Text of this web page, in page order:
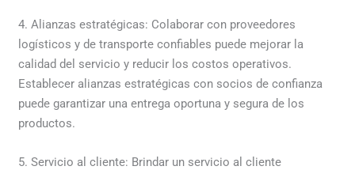
4. Alianzas estratégicas: Colaborar con proveedores
logísticos y de transporte confiables puede mejorar la
calidad del servicio y reducir los costos operativos.
Establecer alianzas estratégicas con socios de confianza
puede garantizar una entrega oportuna y segura de los
productos.
5. Servicio al cliente: Brindar un servicio al cliente